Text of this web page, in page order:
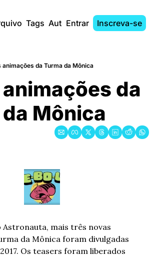
Tags AutoresEntrar Inscreva-se
animações da Turma da Mônica
da
Mônica
Astronauta, mais três novas
da Mônica foram divulgadas
Os teasers foram liberados